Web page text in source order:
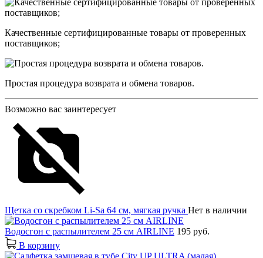
Качественные сертифицированные товары от проверенных
поставщиков;
Простая процедура возврата и обмена товаров.
Возможно вас заинтересует
Щетка со скребком Li-Sa 64 см, мягкая ручка Нет в наличии
Водосгон с распылителем 25 см AIRLINE 195 руб.
В корзину